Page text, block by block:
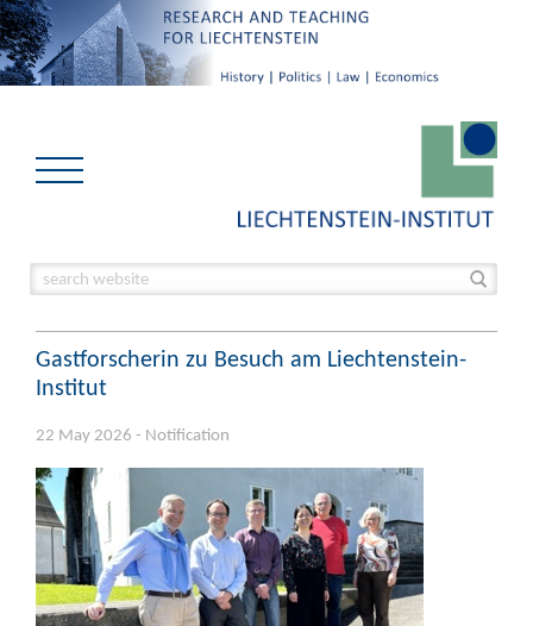
Gastforscherin zu Besuch am Liechtenstein-
Institut
22 May 2026 - Notification